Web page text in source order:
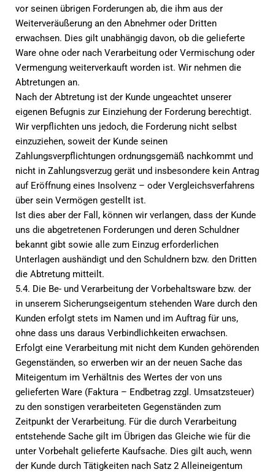
vor seinen übrigen Forderungen ab, die ihm aus der
Weiterveräußerung an den Abnehmer oder Dritten
erwachsen. Dies gilt unabhängig davon, ob die gelieferte
Ware ohne oder nach Verarbeitung oder Vermischung oder
Vermengung weiterverkauft worden ist. Wir nehmen die
Abtretungen an.
Nach der Abtretung ist der Kunde ungeachtet unserer
eigenen Befugnis zur Einziehung der Forderung berechtigt.
Wir verpflichten uns jedoch, die Forderung nicht selbst
einzuziehen, soweit der Kunde seinen
Zahlungsverpflichtungen ordnungsgemäß nachkommt und
nicht in Zahlungsverzug gerät und insbesondere kein Antrag
auf Eröffnung eines Insolvenz – oder Vergleichsverfahrens
über sein Vermögen gestellt ist.
Ist dies aber der Fall, können wir verlangen, dass der Kunde
uns die abgetretenen Forderungen und deren Schuldner
bekannt gibt sowie alle zum Einzug erforderlichen
Unterlagen aushändigt und den Schuldnern bzw. den Dritten
die Abtretung mitteilt.
5.4. Die Be- und Verarbeitung der Vorbehaltsware bzw. der
in unserem Sicherungseigentum stehenden Ware durch den
Kunden erfolgt stets im Namen und im Auftrag für uns,
ohne dass uns daraus Verbindlichkeiten erwachsen.
Erfolgt eine Verarbeitung mit nicht dem Kunden gehörenden
Gegenständen, so erwerben wir an der neuen Sache das
Miteigentum im Verhältnis des Wertes der von uns
gelieferten Ware (Faktura – Endbetrag zzgl. Umsatzsteuer)
zu den sonstigen verarbeiteten Gegenständen zum
Zeitpunkt der Verarbeitung. Für die durch Verarbeitung
entstehende Sache gilt im Übrigen das Gleiche wie für die
unter Vorbehalt gelieferte Kaufsache. Dies gilt auch, wenn
der Kunde durch Tätigkeiten nach Satz 2 Alleineigentum